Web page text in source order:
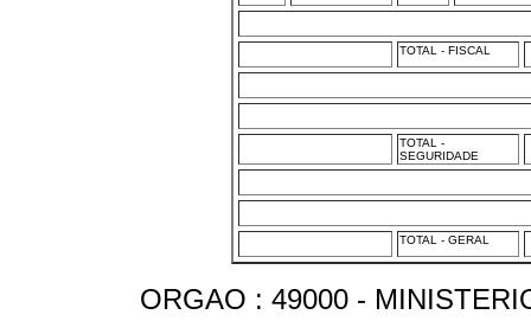
TOTAL - FISCAL
TOTAL -
SEGURIDADE
TOTAL - GERAL
ORGAO : 49000 -